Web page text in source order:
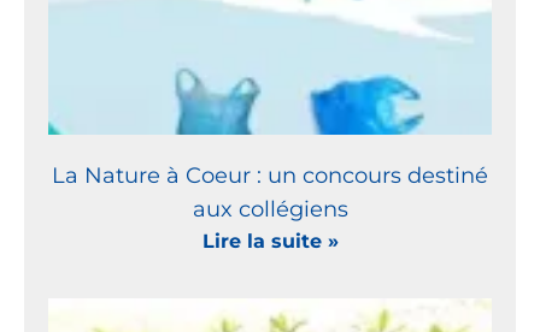
La Nature à Coeur : un concours destiné
aux collégiens
Lire la suite »